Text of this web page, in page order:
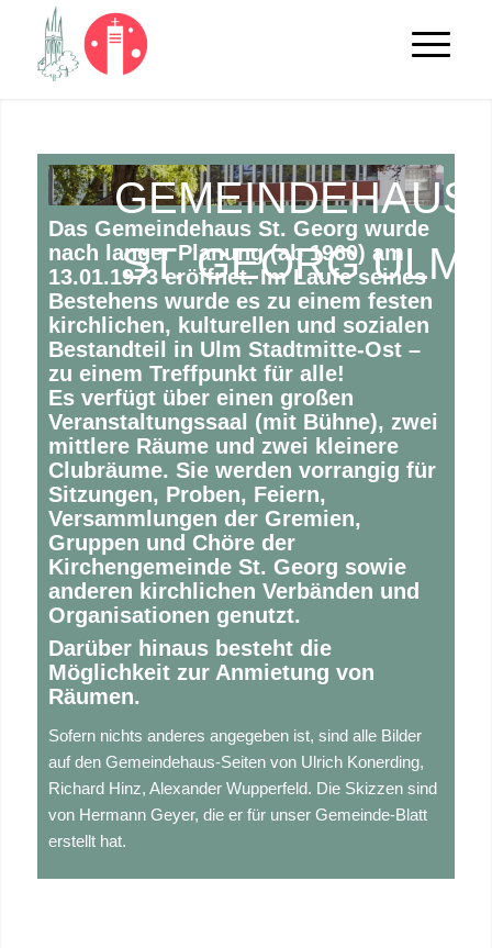
GEMEINDEHAUS
ST. GEORG ULM
Das Gemeindehaus St. Georg wurde
nach langer Planung (ab 1960) am
13.01.1973 eröffnet. Im Laufe seines
Bestehens wurde es zu einem festen
kirchlichen, kulturellen und sozialen
Bestandteil in Ulm Stadtmitte-Ost –
zu einem Treffpunkt für alle!
Es verfügt über einen großen
Veranstaltungssaal (mit Bühne), zwei
mittlere Räume und zwei kleinere
Clubräume. Sie werden vorrangig für
Sitzungen, Proben, Feiern,
Versammlungen der Gremien,
Gruppen und Chöre der
Kirchengemeinde St. Georg sowie
anderen kirchlichen Verbänden und
Organisationen genutzt.
Darüber hinaus besteht die
Möglichkeit zur Anmietung von
Räumen.
Sofern nichts anderes angegeben ist, sind alle Bilder
auf den Gemeindehaus-Seiten von Ulrich Konerding,
Richard Hinz, Alexander Wupperfeld. Die Skizzen sind
von Hermann Geyer, die er für unser Gemeinde-Blatt
erstellt hat.